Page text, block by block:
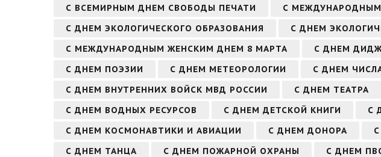
С ВСЕМИРНЫМ ДНЕМ СВОБОДЫ ПЕЧАТИ
С
С ДНЕМ ЭКОЛОГИЧЕСКОГО ОБРАЗОВАНИЯ
С ДНЕМ
С МЕЖДУНАРОДНЫМ ЖЕНСКИМ ДНЕМ 8 МАРТА
С ДНЕМ
С ДНЕМ ПОЭЗИИ
С ДНЕМ МЕТЕОРОЛОГИИ С ДНЕМ
С ДНЕМ ВНУТРЕННИХ ВОЙСК МВД РОССИИ
С ДНЕМ ТЕАТРА
С ДНЕМ ВОДНЫХ РЕСУРСОВ
С ДНЕМ ДЕТСКОЙ КНИГИ С
С ДНЕМ КОСМОНАВТИКИ И АВИАЦИИ
С ДНЕМ ДОНОРА
С ДНЕМ ТАНЦА
С ДНЕМ ПОЖАРНОЙ ОХРАНЫ С ДНЕМ